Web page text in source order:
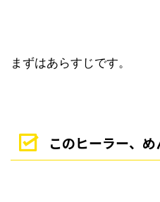
まずはあらすじです。
このヒーラー、